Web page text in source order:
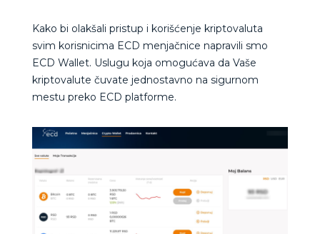
Kako bi olakšali pristup i korišćenje kriptovaluta
svim korisnicima ECD menjačnice napravili smo
ECD Wallet. Uslugu koja omogućava da Vaše
kriptovalute čuvate jednostavno na sigurnom
mestu preko ECD platforme.